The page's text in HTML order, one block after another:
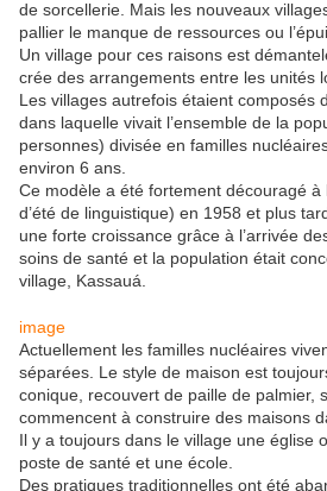
de sorcellerie. Mais les nouveaux
pallier le manque de ressources ou
Un village pour ces raisons est
crée des arrangements entre les unités
Les villages autrefois étaient composés
dans laquelle vivait l’ensemble de la
personnes) divisée en familles
environ 6 ans.
Ce modèle a été fortement découragé à
d’été de linguistique) en 1958 et plus
une forte croissance grâce à l’arrivée
soins de santé et la population était
village, Kassauá.
image
Actuellement les familles nucléaires
séparées. Le style de maison est
conique, recouvert de paille de palmier,
commencent à construire des maisons
Il y a toujours dans le village une église
poste de santé et une école.
Des pratiques traditionnelles ont été